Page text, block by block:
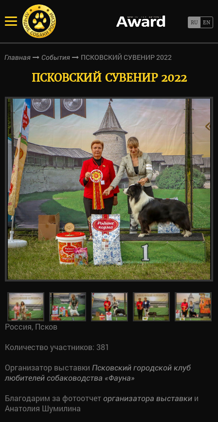
Главная События ПСКОВСКИЙ СУВЕНИР 2022
ПСКОВСКИЙ СУВЕНИР 2022
Россия, Псков
Количество участников: 381
Организатор выставки Псковский городской клуб
любителей собаководства «Фауна»
Благодарим за фотоотчет организатора выставки и
Анатолия Шумилина